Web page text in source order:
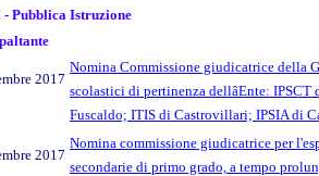
Pubblica Istruzione
2017
Nomina Commissione giudicatrice della
scolastici di pertinenza dellâEnte:
Fuscaldo; ITIS di Castrovillari; IPSIA di
2017
Nomina commissione giudicatrice per
secondarie di primo grado, a tempo